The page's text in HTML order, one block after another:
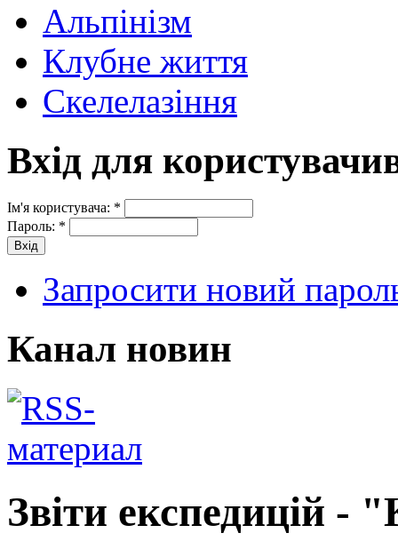
Альпінізм
Клубне життя
Скелелазіння
Вхід для
Ім'я користувача: *
Пароль: *
Запросити новий
Канал новин
Звіти експедицій -